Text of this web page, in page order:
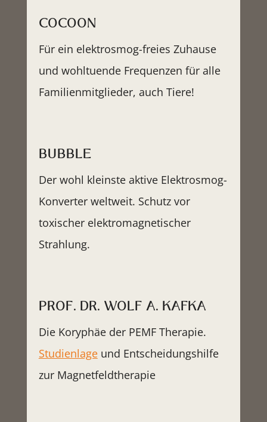
COCOON
Für ein elektrosmog-freies Zuhause
und wohltuende Frequenzen für alle
Familienmitglieder, auch Tiere!
BUBBLE
Der wohl kleinste aktive Elektrosmog-
Konverter weltweit. Schutz vor
toxischer elektromagnetischer
Strahlung.
PROF. DR. WOLF A. KAFKA
Die Koryphäe der PEMF Therapie.
Studienlageund Entscheidungshilfe
zur Magnetfeldtherapie